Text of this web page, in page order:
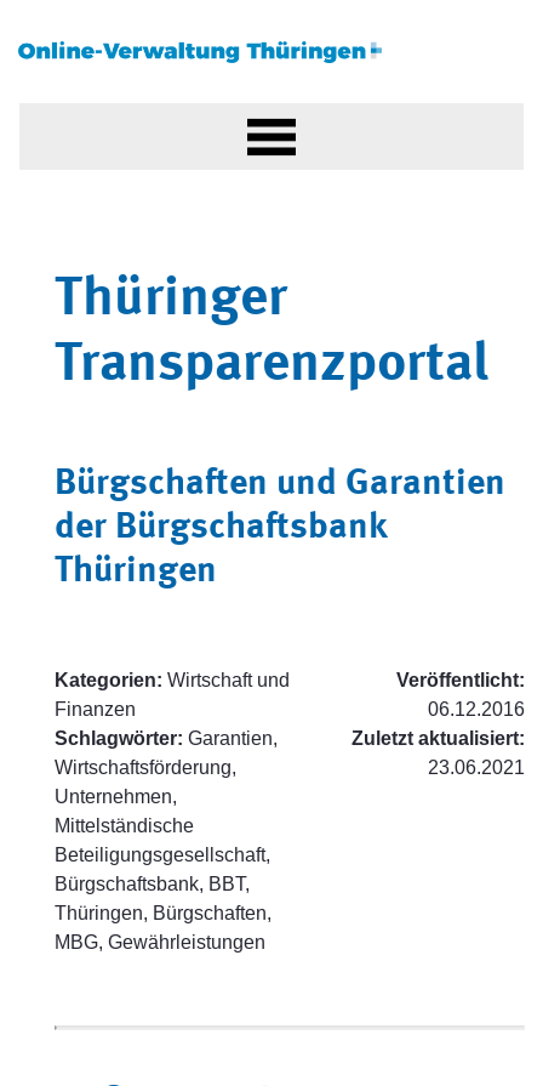
Thüringer
Transparenzportal
Bürgschaften und Garantien
der Bürgschaftsbank
Thüringen
Kategorien: Wirtschaft und
Finanzen
Schlagwörter: Garantien,
Wirtschaftsförderung,
Unternehmen,
Mittelständische
Beteiligungsgesellschaft,
Bürgschaftsbank, BBT,
Thüringen, Bürgschaften,
MBG, Gewährleistungen
Veröffentlicht:
06.12.2016
Zuletzt aktualisiert:
23.06.2021